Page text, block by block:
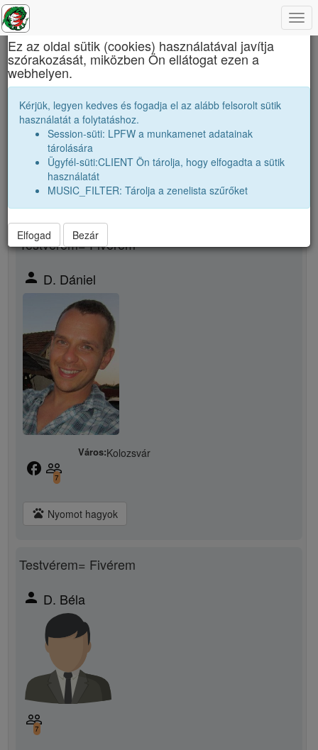
Báthory István Elméleti Líceum
Tanári kar Dr. D. Zsolt
folder_shared
Új rokonsági kapcsolat megjelölése
Rokon neme
Testvérem= Fivérem
person D. Dániel
Város:Kolozsvár
facebook people_outline
7
pets Nyomot hagyok
Testvérem= Fivérem
person D. Béla
people_outline
7
×
Ez az oldal sütik (cookies) használatával javítja
szórakozását, miközben Ön ellátogat ezen a
webhelyen.
Kérjük, legyen kedves és fogadja el az alább felsorolt sütik
használatát a folytatáshoz.
Session-süti: LPFW a munkamenet adatainak
tárolására
Ügyfél-süti:CLIENT Ön tárolja, hogy elfogadta a sütik
használatát
MUSIC_FILTER: Tárolja a zenelista szűrőket
Elfogad Bezár